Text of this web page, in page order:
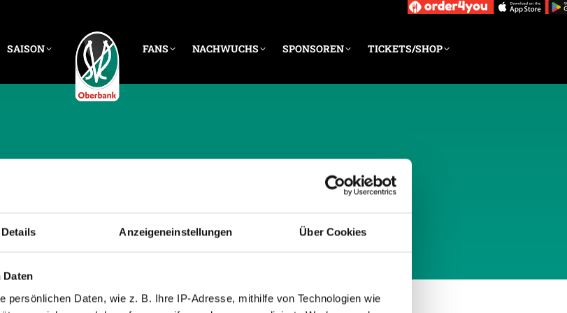
Details Anzeigeneinstellungen Über Cookies
Daten
persönlichen Daten, wie z. B. Ihre IP-Adresse, mithilfe von Technologien wie
SAISON FANS NACHWUCHS SPONSOREN TICKETS/SHOP
19. NOVEMBER 2011